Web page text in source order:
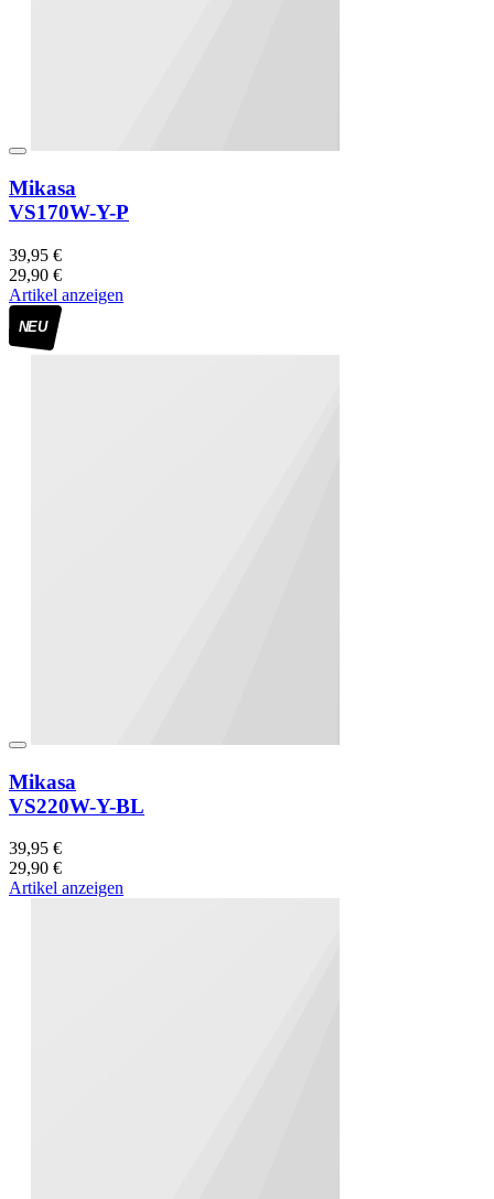
Mikasa
VS170W-Y-P
39,95 €
29,90 €
Artikel anzeigen
NEU
Mikasa
VS220W-Y-BL
39,95 €
29,90 €
Artikel anzeigen